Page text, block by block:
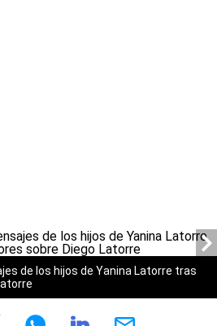
de los hijos de Yanina Latorre tras